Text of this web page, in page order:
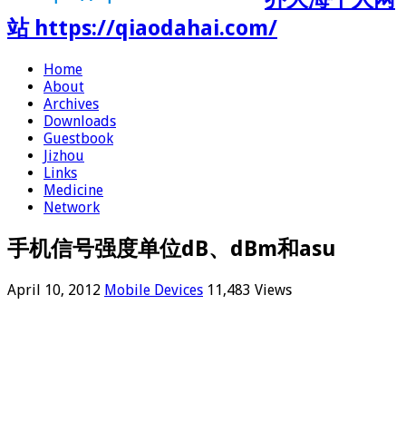
站 https://qiaodahai.com/
Home
About
Archives
Downloads
Guestbook
Jizhou
Links
Medicine
Network
手机信号强度单位dB、dBm和asu
April 10, 2012 Mobile Devices 11,483 Views